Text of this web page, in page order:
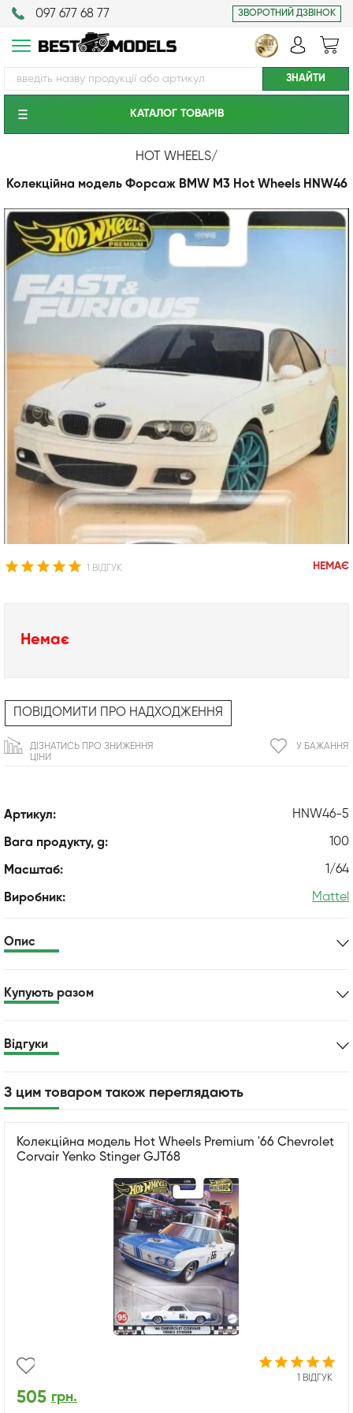
097 677 68 77 ЗВОРОТНИЙ ДЗВІНОК
КАТАЛОГ ТОВАРIВ
HOT WHEELS/
Колекційна модель Форсаж BMW M3 Hot Wheels HNW46
1 ВІДГУК НЕМАЄ
Артикул: HNW46-5
Вага продукту, g: 100
Масштаб: 1/64
Виробник: Mattel
Немає
ПОВІДОМИТИ ПРО НАДХОДЖЕННЯ
У БАЖАННЯ
ДІЗНАТИСЬ ПРО ЗНИЖЕННЯ
ЦІНИ
Опис
Купують разом
Відгуки
З цим товаром також переглядають
Колекційна модель Hot Wheels Premium '66 Chevrolet
Corvair Yenko Stinger GJT68
1 ВІДГУК
505 грн.